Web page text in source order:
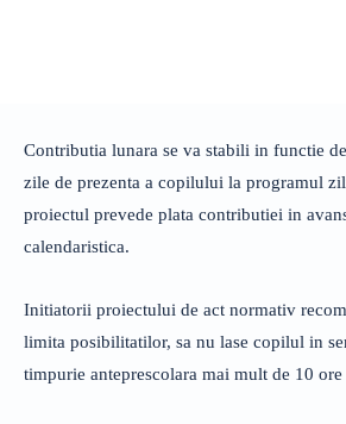
Contributia lunara se va stabili in functie
zile de prezenta a copilului la programul
proiectul prevede plata contributiei in
calendaristica.
Initiatorii proiectului de act normativ
limita posibilitatilor, sa nu lase copilul in
timpurie anteprescolara mai mult de 10 ore